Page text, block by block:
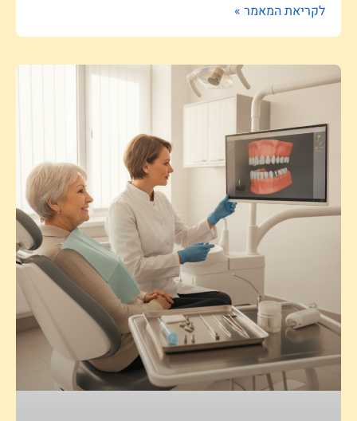
לקריאת המאמר »